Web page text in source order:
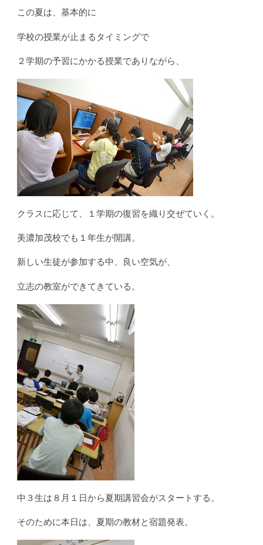
この夏は、基本的に
学校の授業が止まるタイミングで
２学期の予習にかかる授業でありながら、
クラスに応じて、１学期の復習を織り交ぜていく。
美濃加茂校でも１年生が開講。
新しい生徒が参加する中、良い空気が、
立志の教室ができてきている。
中３生は８月１日から夏期講習会がスタートする。
そのために本日は、夏期の教材と宿題発表。